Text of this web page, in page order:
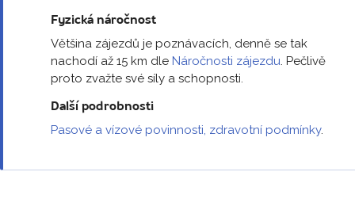
Fyzická náročnost
Většina zájezdů je poznávacích, denně se tak
nachodí až 15 km dle Náročnosti zájezdu . Pečlivě
proto zvažte své síly a schopnosti.
Další podrobnosti
Pasové a vízové povinnosti, zdravotní podmínky.